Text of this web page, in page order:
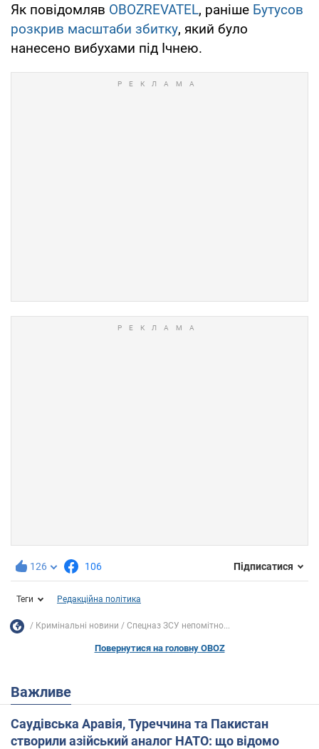
Як повідомляв OBOZREVATEL, раніше Бутусов
розкрив масштаби збитку, який було
нанесено вибухами під Ічнею.
126 106 Підписатися
Теги Редакційна політика
Кримінальні новини Спецназ ЗСУ непомітно...
Повернутися на головну OBOZ
Важливе
Саудівська Аравія, Туреччина та Пакистан
створили азійський аналог НАТО: що відомо